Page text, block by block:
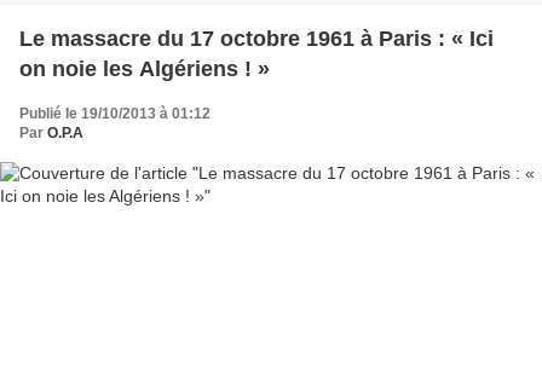
Le massacre du 17 octobre 1961 à Paris : « Ici
on noie les Algériens ! »
Publié le 19/10/2013 à 01:12
Par O.P.A